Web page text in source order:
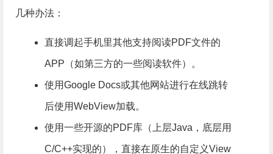
几种办法：
直接调起手机里其他支持阅读PDF文件的
APP（如第三方的一些阅读软件）。
使用Google Docs或其他网站进行在线跳转
后使用WebView加载。
使用一些开源的PDF库（上层Java，底层用
C/C++实现的），直接在原生的自定义View